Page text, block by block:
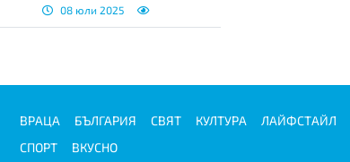
08 юли 2025
ВРАЦА БЪЛГАРИЯ СВЯТ КУЛТУРА ЛАЙФСТАЙЛ
СПОРТ
ВКУСНО